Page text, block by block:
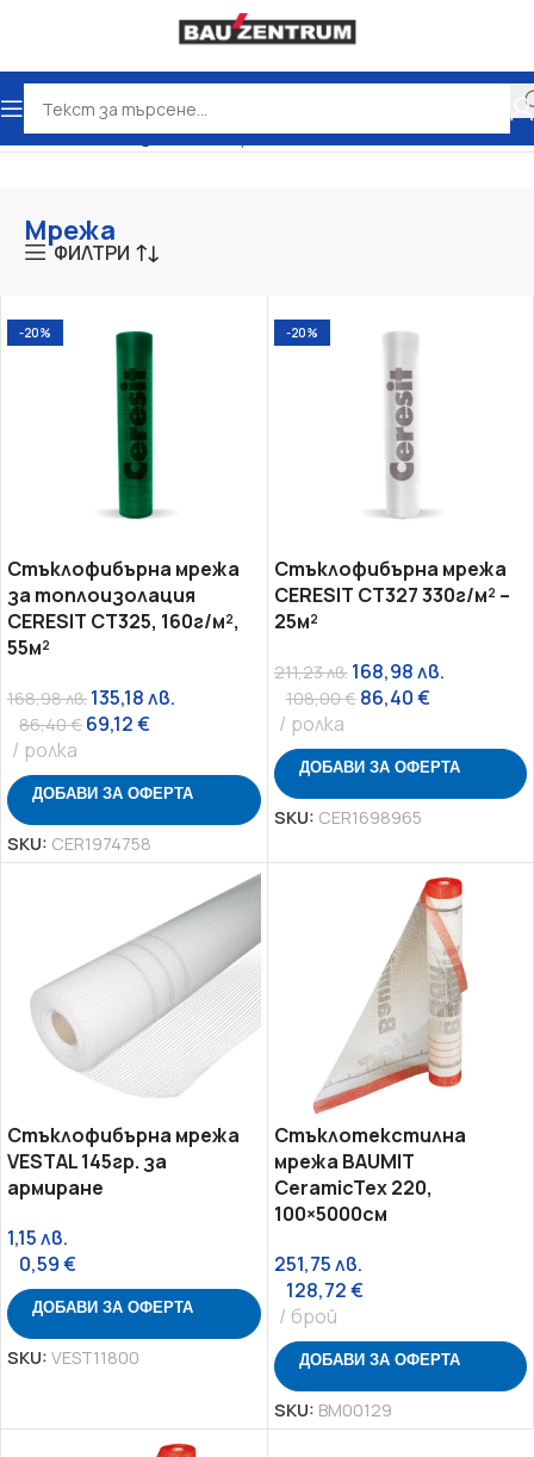
Начало Топлоизолация Мрежа
Мрежа
ФИЛТРИ
-20%
Стъклофибърна мрежа
за топлоизолация
CERESIT CT325, 160г/м²,
55м²
168,98лв. 135,18лв.
86,40€ 69,12€
ролка
ДОБАВИ ЗА ОФЕРТА
SKU: CER1974758
-20%
Стъклофибърна мрежа
CERESIT CT327 330г/м² –
25м²
211,23лв. 168,98лв.
108,00€ 86,40€
ролка
ДОБАВИ ЗА ОФЕРТА
SKU: CER1698965
Стъклофибърна мрежа
VESTAL 145гр. за
армиране
1,15лв.
0,59€
ДОБАВИ ЗА ОФЕРТА
SKU: VEST11800
Стъклотекстилна
мрежа BAUMIT
CeramicTex 220,
100×5000см
251,75лв.
128,72€
брой
ДОБАВИ ЗА ОФЕРТА
SKU: BM00129